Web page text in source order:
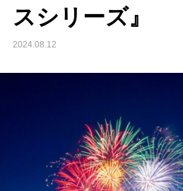
スシリーズ』
2024.08.12